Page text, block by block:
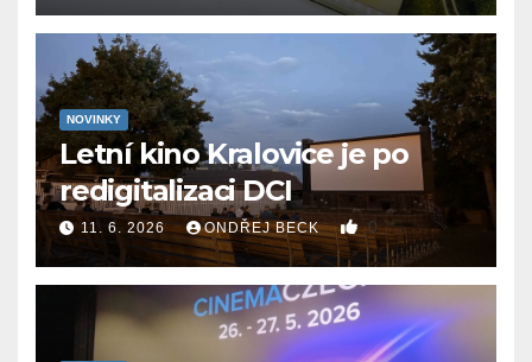
NOVINKY
Letní kino Kralovice je po
redigitalizaci DCI
11. 6. 2026 ONDŘEJ BECK 0